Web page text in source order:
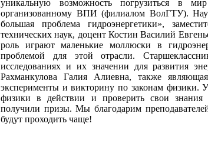
уникальную возможность погрузиться в
организованному ВПИ (филиалом ВолГТУ).
большая проблема гидроэнергетики»,
технических наук, доцент Костин Василий
роль играют маленькие моллюски в
проблемой для этой отрасли.
исследованиях и их значении для развития
Рахманкулова Галия Алиевна, также
эксперименты и викторину по законам физики.
физики в действии и проверить свои
получили призы. Мы благодарим
будут проходить чаще!